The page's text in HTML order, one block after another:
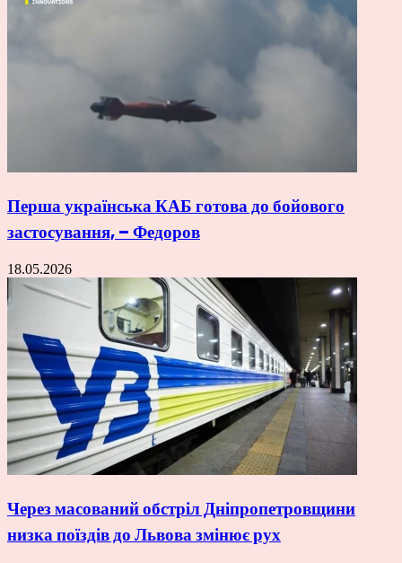
Перша українська КАБ готова до бойового
застосування, – Федоров
18.05.2026
Через масований обстріл Дніпропетровщини
низка поїздів до Львова змінює рух